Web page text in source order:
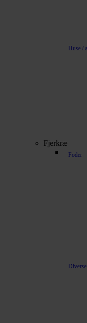
Huse /
Fjerkræ
Foder
Diverse